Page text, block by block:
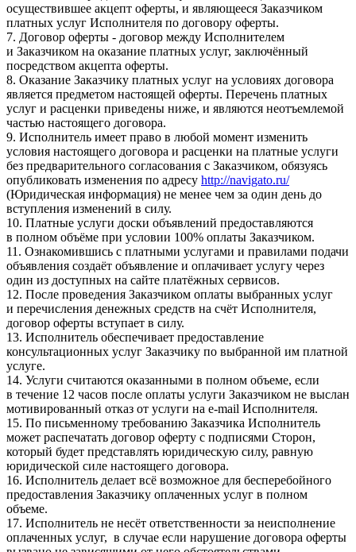
осуществившее акцепт оферты, и являющееся Заказчиком
платных услуг Исполнителя по договору оферты.
7. Договор оферты - договор между Исполнителем
и Заказчиком на оказание платных услуг, заключённый
посредством акцепта оферты.
8. Оказание Заказчику платных услуг на условиях договора
является предметом настоящей оферты. Перечень платных
услуг и расценки приведены ниже, и являются неотъемлемой
частью настоящего договора.
9. Исполнитель имеет право в любой момент изменить
условия настоящего договора и расценки на платные услуги
без предварительного согласования с Заказчиком, обязуясь
опубликовать изменения по адресу http://navigato.ru/
(Юридическая информация) не менее чем за один день до
вступления изменений в силу.
10. Платные услуги доски объявлений предоставляются
в полном объёме при условии 100% оплаты Заказчиком.
11. Ознакомившись с платными услугами и правилами подачи
объявления создаёт объявление и оплачивает услугу через
один из доступных на сайте платёжных сервисов.
12. После проведения Заказчиком оплаты выбранных услуг
и перечисления денежных средств на счёт Исполнителя,
договор оферты вступает в силу.
13. Исполнитель обеспечивает предоставление
консультационных услуг Заказчику по выбранной им платной
услуге.
14. Услуги считаются оказанными в полном объеме, если
в течение 12 часов после оплаты услуги Заказчиком не выслан
мотивированный отказ от услуги на e-mail Исполнителя.
15. По письменному требованию Заказчика Исполнитель
может распечатать договор оферту с подписями Сторон,
который будет представлять юридическую силу, равную
юридической силе настоящего договора.
16. Исполнитель делает всё возможное для бесперебойного
предоставления Заказчику оплаченных услуг в полном
объеме.
17. Исполнитель не несёт ответственности за неисполнение
оплаченных услуг, в случае если нарушение договора оферты